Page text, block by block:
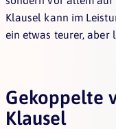
Klausel kann im
ein etwas teurer, aber
Gekoppelte
Klausel